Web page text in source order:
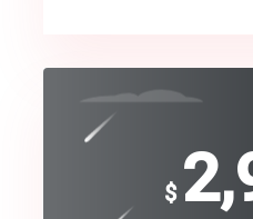
crm auto
track energy
$